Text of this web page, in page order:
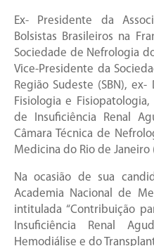
Ex- Presidente da
Bolsistas Brasileiros na
Sociedade de Nefrologia
Vice-Presidente da
Região Sudeste (SBN),
Fisiologia e
de Insuficiência Renal
Câmara Técnica de
Medicina do Rio de Janeiro
Na ocasião de sua
Academia Nacional de
intitulada “Contribuição
Insuficiência Renal
Hemodiálise e do